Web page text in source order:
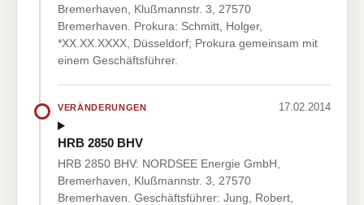
Bremerhaven, Klußmannstr. 3, 27570
Bremerhaven. Prokura: Schmitt, Holger,
*XX.XX.XXXX, Düsseldorf; Prokura gemeinsam mit
einem Geschäftsführer.
VERÄNDERUNGEN 17.02.2014
HRB 2850 BHV
HRB 2850 BHV: NORDSEE Energie GmbH,
Bremerhaven, Klußmannstr. 3, 27570
Bremerhaven. Geschäftsführer: Jung, Robert,